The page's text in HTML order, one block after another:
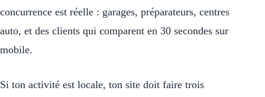
concurrence est réelle : garages, préparateurs, centres
auto, et des clients qui comparent en 30 secondes sur
mobile.
Si ton activité est locale, ton site doit faire trois